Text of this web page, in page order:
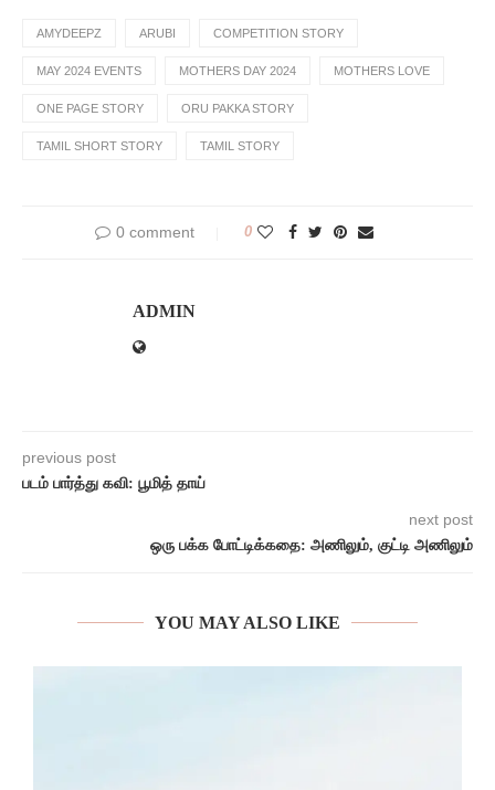
AMYDEEPZ ARUBI COMPETITION STORY
MAY 2024 EVENTS MOTHERS DAY 2024 MOTHERS LOVE
ONE PAGE STORY ORU PAKKA STORY
TAMIL SHORT STORY TAMIL STORY
0 comment 0
ADMIN
previous post
படம் பார்த்து கவி: பூமித் தாய்
next post
ஒரு பக்க போட்டிக்கதை: அணிலும், குட்டி அணிலும்
YOU MAY ALSO LIKE